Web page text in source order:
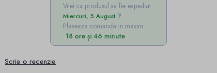
Vrei ca produsul sa fie expediat
Miercuri, 5 August
Plaseaza comanda in maxim
18 ore și 46 minute
Scrie o recenzie